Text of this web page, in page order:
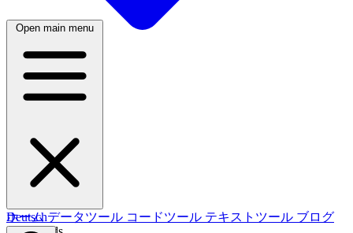
한국어
한국어
Русский
Русский
Deutsch
Open main menu
ホームデータツール コードツール テキストツール ブログ